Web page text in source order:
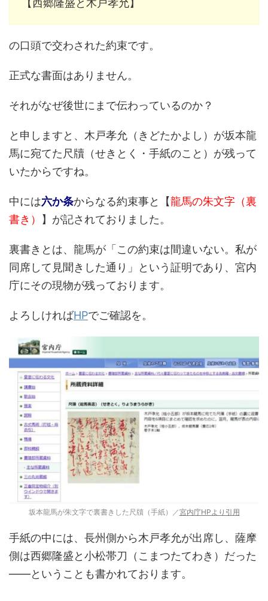
【西郷隆盛と木戸孝允】
の口頭で交わされた約束です。
正式な書面はありません。
それがなぜ後世にまで伝わっているのか？
と申しますと、木戸孝允（きどたかよし）が坂本龍
馬に宛てた尺牘（せきとく・手紙のこと）が残って
いたからですね。
中には六か条からなる約束事と【龍馬の朱文字（裏
書き）
】が記されておりました。
裏書きとは、龍馬が「この約束は間違いない。私が
同席して見聞きした通り」という証明であり、宮内
庁にその現物が残っております。
よろしければHPでご確認を。
坂本龍馬が朱文字で裏書きした尺牘（手紙）／宮内庁HPより引用
手紙の中には、長州側から木戸孝允が出席し、薩摩
側は西郷隆盛と小松帯刀（こまつたてわき）だった
――ということも書かれております。